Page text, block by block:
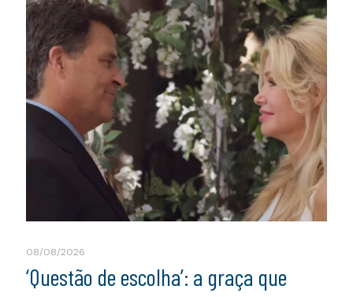
08/08/2026
‘Questão de escolha’: a graça que